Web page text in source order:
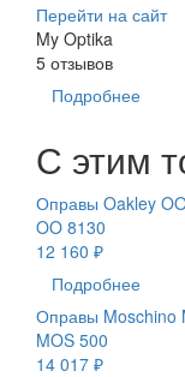
Перейти на сайт
My Optika
5 отзывов
Подробнее
С этим
Оправы Oakley
OO 8130
12 160 ₽
Подробнее
Оправы Moschino
MOS 500
14 017 ₽